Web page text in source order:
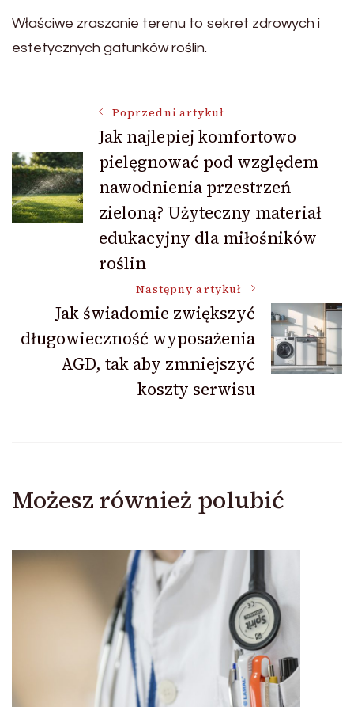
Właściwe zraszanie terenu to sekret zdrowych i
estetycznych gatunków roślin.
Nawigacja
wpisu
Poprzedni artykuł
Jak najlepiej komfortowo
pielęgnować pod względem
nawodnienia przestrzeń
zieloną? Użyteczny materiał
edukacyjny dla miłośników
roślin
Następny artykuł
Jak świadomie zwiększyć
długowieczność wyposażenia
AGD, tak aby zmniejszyć
koszty serwisu
Możesz również polubić